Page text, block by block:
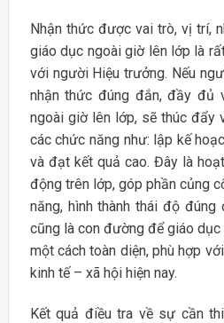
Nhận thức được vai trò, vị trí,
giáo dục ngoài giờ lên lớp là
với người Hiệu trưởng. Nếu
nhận thức đúng đắn, đầy đủ
ngoài giờ lên lớp, sẽ thúc đẩy
các chức năng như: lập kế
và đạt kết quả cao. Đây là
động trên lớp, góp phần củng
năng, hình thành thái độ
cũng là con đường để giáo dục
một cách toàn diện, phù hợp
kinh tế – xã hội hiện nay.
Kết quả điều tra về sự cần